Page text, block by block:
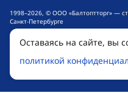
1998–2026, © ООО «Балтоптторг» —
Санкт-Петербурге
Обращаем ваше внимание на то, что
информационный характер и ни при
офертой, определяемой
Российской Федерации. Для
товаров и сроках выполнения услуг,
Оставаясь на сайте, вы
политикой